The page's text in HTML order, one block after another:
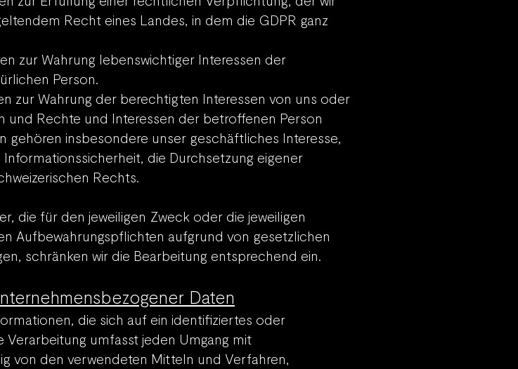
Recht eines Landes, in dem die GDPR ganz
zur Wahrung lebenswichtiger Interessen der
Person.
zur Wahrung der berechtigten Interessen von uns oder
Rechte und Interessen der betroffenen Person
gehören insbesondere unser geschäftliches Interesse,
die Durchsetzung eigener
Rechts.
die für den jeweiligen Zweck oder die jeweiligen
Aufbewahrungspflichten aufgrund von gesetzlichen
schränken wir die Bearbeitung entsprechend ein.
Daten
die sich auf ein identifiziertes oder
umfasst jeden Umgang mit
ig von den verwendeten Mitteln und Verfahren,